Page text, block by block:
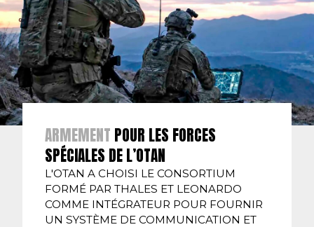
ARMEMENT POUR LES FORCES
SPÉCIALES DE L’OTAN
L'OTAN A CHOISI LE CONSORTIUM
FORMÉ PAR THALES ET LEONARDO
COMME INTÉGRATEUR POUR FOURNIR
UN SYSTÈME DE COMMUNICATION ET